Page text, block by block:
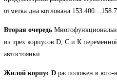
отметка дна котлована
Вторая очередь
из трех корпусов D, C и К
автостоянки.
Жилой корпус D расположен в юго-